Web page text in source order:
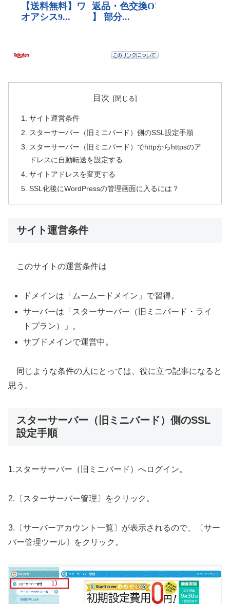
目次
サイト運営条件
スターサーバー（旧ミニバード）側のSSL設定手順
スターサーバー（旧ミニバード）でhttpからhttpsのア
ドレスに自動転送を設定する
サイトアドレスを変更する
SSL化後にWordPressの管理画面に入るには？
サイト運営条件
このサイトの運営条件は
ドメインは「ムームードメイン」で習得。
サーバーは「スターサーバー（旧ミニバード・ライ
トプラン）」。
サブドメインで運営中。
同じような条件の人にとっては、役に立つ記事になると
思う。
スターサーバー（旧ミニバード）側のSSL
設定手順
1.スターサーバー（旧ミニバード）へログイン。
2.〔スターサーバー管理〕をクリック。
3.〔サーバーアカウント一覧〕が表示されるので、〔サー
バー管理ツール〕をクリック。